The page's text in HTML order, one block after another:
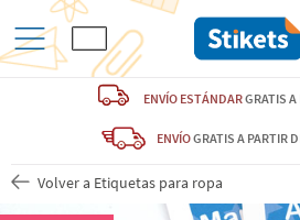
ENVÍO ESTÁNDARGRATIS A
ENVÍOGRATIS A PARTIR
Volver a Etiquetas para ropa